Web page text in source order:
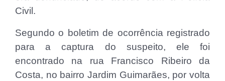
Civil.
Segundo o boletim de ocorrência registrado
para a captura do suspeito, ele foi
encontrado na rua Francisco Ribeiro da
Costa, no bairro Jardim Guimarães, por volta